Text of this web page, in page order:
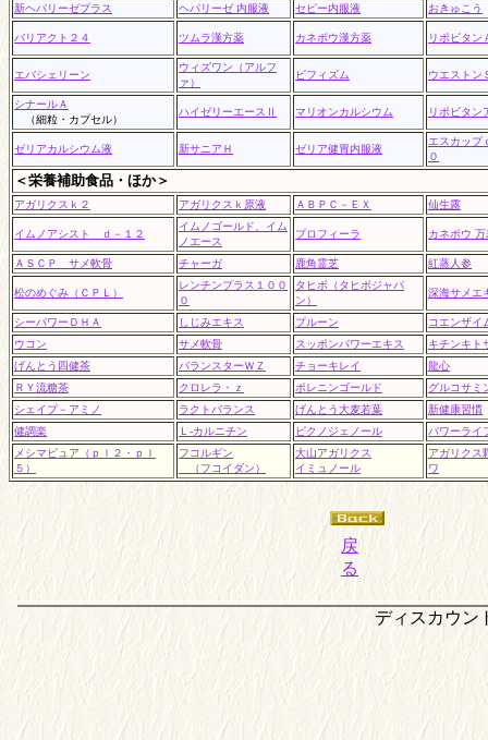
新ヘパリーゼプラス
ヘパリーゼ 内服液 セピー内服液 おきゅこう
バリアクト２４ ツムラ漢方薬 カネボウ漢方薬 リポビタン
エバシェリーン
ウィズワン（アルフ
ァ）
ビフィズム ウエストン
シナールＡ
（細粒・カプセル）
ハイゼリーエースⅡ マリオンカルシウム リポビタン
ゼリアカルシウム液 新サニアＨ ゼリア健胃内服液
エスカップ
０
＜栄養補助食品・ほか＞
アガリクスｋ２ アガリクスｋ原液 ＡＢＰＣ－ＥＸ 仙生露
イムノアシスト ｄ－１２
イムノゴールド、イム
ノエース
プロフィーラ カネボウ 万
ＡＳＣＰ サメ軟骨 チャーガ 鹿角霊芝 紅蒸人参
松のめぐみ（ＣＰＬ）
レンチンプラス１００
０
タヒボ（タヒボジャパ
ン）
深海サメエ
シーパワーＤＨＡ しじみエキス プルーン
コエンザイ
ウコン
サメ軟骨 スッポンパワーエキス
キチンキト
げんとう四健茶
バランスターＷＺ チョーキレイ
龍心
ＲＹ流糖茶
クロレラ・ｚ ポレニンゴールド
グルコサミ
シェイプ－アミノ
ラクトバランス げんとう大麦若葉
新健康習慣
健調楽
Ｌ-カルニチン ピクノジェノール
パワーライ
メシマピュア（ｐｌ２・ｐｌ
５）
フコルギン
（フコイダン）
大山アガリクス
イミュノール
アガリクス
ワ
戻
る
ディスカウン